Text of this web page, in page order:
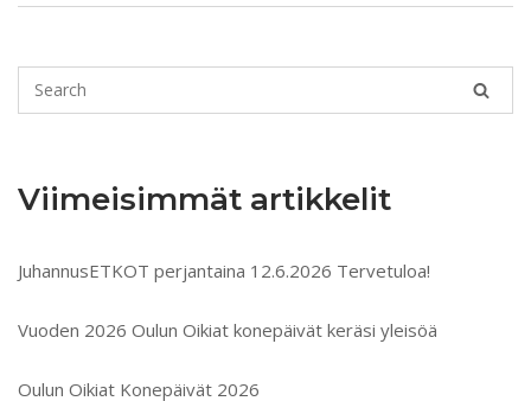
Viimeisimmät artikkelit
JuhannusETKOT perjantaina 12.6.2026 Tervetuloa!
Vuoden 2026 Oulun Oikiat konepäivät keräsi yleisöä
Oulun Oikiat Konepäivät 2026